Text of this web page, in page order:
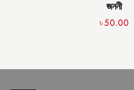
জননী
৳50.00